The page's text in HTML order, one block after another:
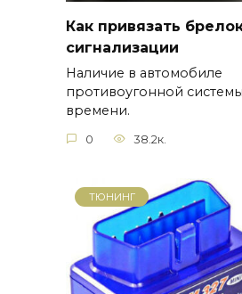
Как привязать
сигнализации
Наличие в автомобиле
противоугонной
времени.
0 38.2к.
ТЮНИНГ